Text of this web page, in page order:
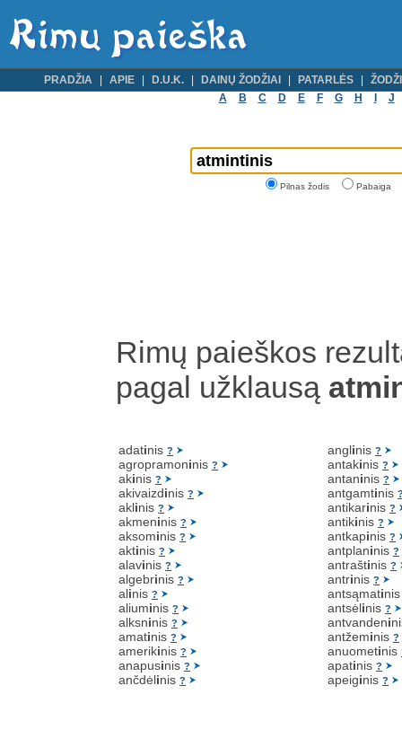
PRADŽIA APIE D.U.K. DAINŲ ŽODŽIAI PATARLĖS
A
B C D E F G H J
Pilnas žodis Pabaiga
Rimų paieškos
pagal užklausą
adatinis ?
agropramoninis ?
akinis ?
akivaizdinis ?
aklinis ?
akmeninis ?
aksominis ?
aktinis ?
alavinis ?
algebrinis ?
alinis ?
aliuminis ?
alksninis ?
amatinis ?
amerikinis ?
anapusinis ?
ančdėlinis ?
anglinis ?
antakinis ?
antaninis ?
antgamtinis
antikarinis ?
antikinis ?
antkapinis ?
antplaninis ?
antraštinis ?
antrinis ?
antsąmati
antsėlinis ?
antvandeni
antžeminis ?
anuometinis
apatinis ?
apeiginis ?